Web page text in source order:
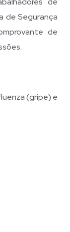
de Segurança
de
(gripe) e